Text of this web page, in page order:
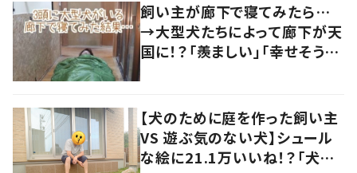
飼い主が廊下で寝てみたら…
→大型犬たちによって廊下が天
国に！？「羨ましい」「幸せそう」
【犬のために庭を作った飼い主
VS 遊ぶ気のない犬】シュール
な絵に21.1万いいね！？「犬の